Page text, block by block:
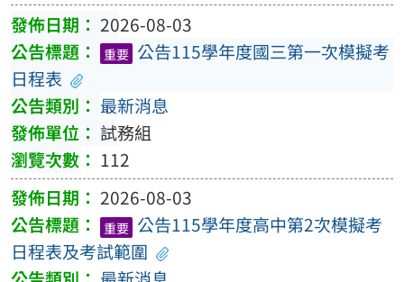
2026-08-03
重要 公告115學年度國三第一次模擬考
日程表
最新消息
試務組
112
2026-08-03
重要 公告115學年度高中第2次模擬考
日程表及考試範圍